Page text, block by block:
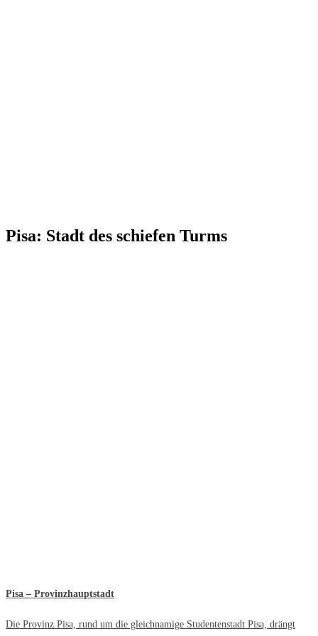
Pisa: Stadt des schiefen Turms
Pisa – Provinzhauptstadt
Die Provinz Pisa, rund um die gleichnamige Studentenstadt Pisa, drängt